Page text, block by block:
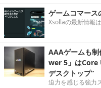
ゲームコマー
Xsollaの最新情報
AAAゲームも
wer 5」はCore
デスクトップ”
迫力を感じる強力